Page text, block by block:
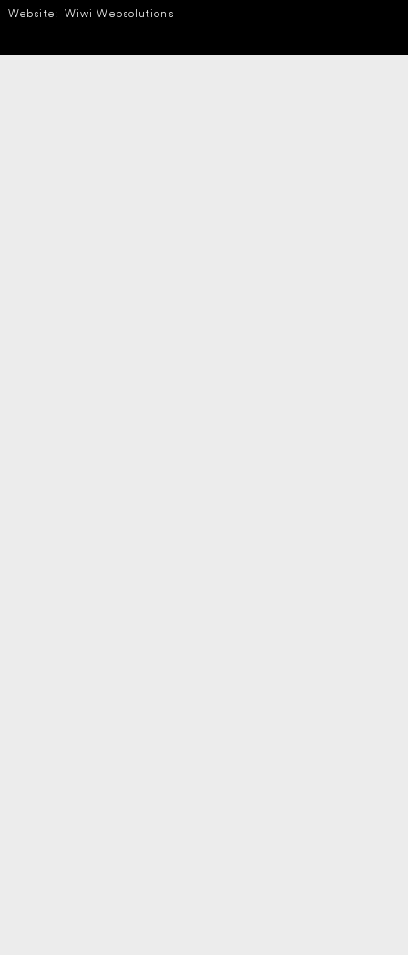
Website: Wiwi Websolutions